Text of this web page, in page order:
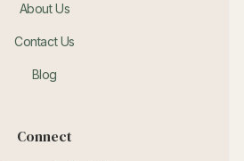
About Us
Contact Us
Blog
Connect